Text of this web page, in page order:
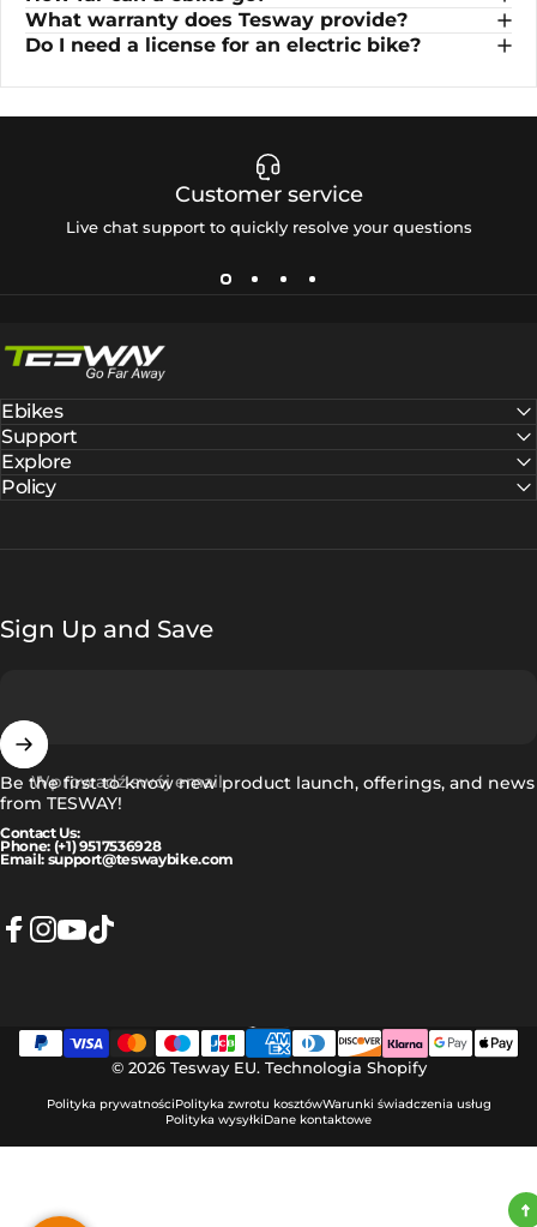
What warranty does Tesway provide?
Do I need a license for an electric bike?
Customer service
Live chat support to quickly resolve your questions
Ebikes
Support
Explore
Policy
Sign Up and Save
Wprowadź swój email
Be the first to know new product launch, offerings, and news
from TESWAY!
Contact Us:
Phone: (+1) 9517536928
Email: support@teswaybike.com
© 2026 Tesway EU. Technologia Shopify
Polityka prywatnościPolityka zwrotu kosztówWarunki świadczenia usług
Polityka wysyłkiDane kontaktowe
Język